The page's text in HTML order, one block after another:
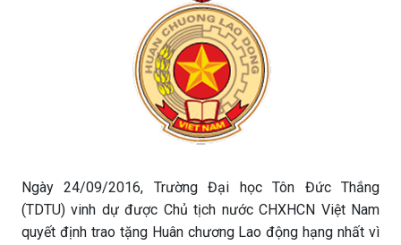
Ngày 24/09/2016, Trường Đại học Tôn Đức Thắng
(TDTU) vinh dự được Chủ tịch nước CHXHCN Việt Nam
quyết định trao tặng Huân chương Lao động hạng nhất vì